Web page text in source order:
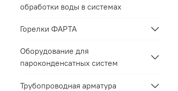
обработки воды в системах
Горелки ФАРТА
Оборудование для
пароконденсатных систем
Трубопроводная арматура